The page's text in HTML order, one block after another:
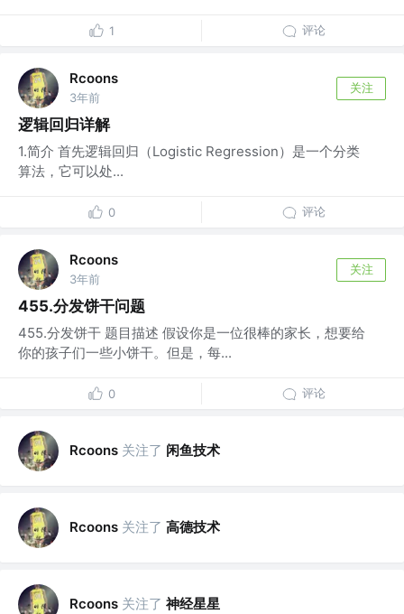
1 评论
Rcoons
3年前
关注
逻辑回归详解
1.简介 首先逻辑回归（Logistic Regression）是一个分类
算法，它可以处...
0 评论
Rcoons
3年前
关注
455.分发饼干问题
455.分发饼干 题目描述 假设你是一位很棒的家长，想要给
你的孩子们一些小饼干。但是，每...
0 评论
Rcoons 关注了 闲鱼技术
Rcoons 关注了 高德技术
Rcoons 关注了 神经星星